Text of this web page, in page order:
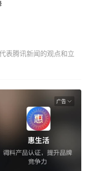
表腾讯新闻的观点和立
广告